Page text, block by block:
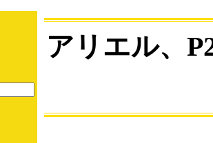
アリエル、